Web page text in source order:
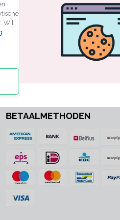
Wil
.
EXPERTS IN MAATWERK
BETAALMETHODEN